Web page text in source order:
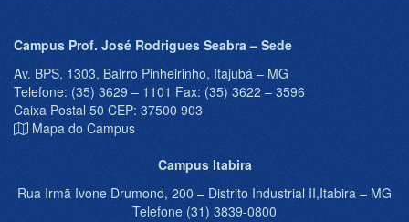
Campus Prof. José Rodrigues Seabra – Sede
Av. BPS, 1303, Bairro Pinheirinho, Itajubá – MG
Telefone: (35) 3629 – 1101 Fax: (35) 3622 – 3596
Caixa Postal 50 CEP: 37500 903
Mapa do Campus
Campus Itabira
Rua Irmã Ivone Drumond, 200 – Distrito Industrial II,Itabira – MG
Telefone (31) 3839-0800